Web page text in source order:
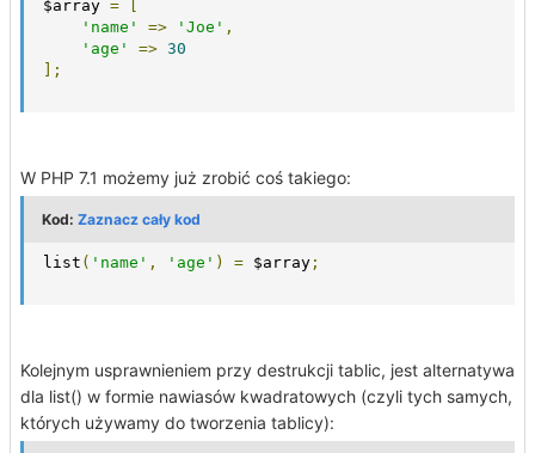
$array =
'name'
=> 'Joe' ,
'age'
=> 30
];
W PHP 7.1 możemy już zrobić coś takiego:
Kod: Zaznacz cały kod
list ( 'name' , 'age' ) = $array ;
Kolejnym usprawnieniem przy destrukcji tablic, jest alternatywa
dla list() w formie nawiasów kwadratowych (czyli tych samych,
których używamy do tworzenia tablicy):